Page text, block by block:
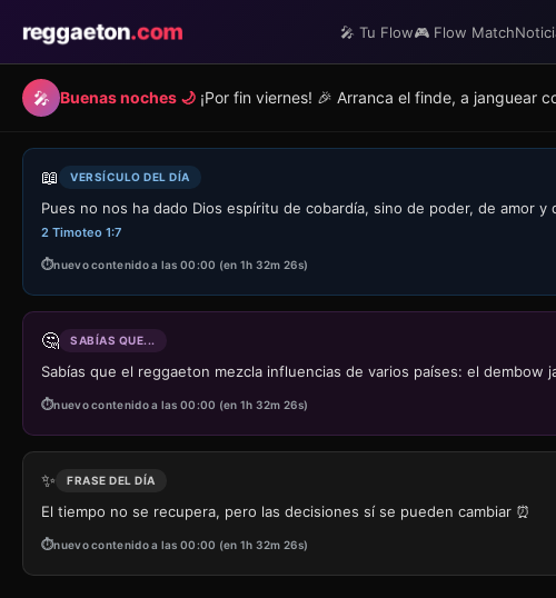
reggaeton.com 🎤 Tu Flow🎮 Flow Match
🎤 Buenas noches 🌙 ¡Por fin viernes! 🎉 Arranca el finde, a janguear
📖 VERSÍCULO DEL DÍA
Pues no nos ha dado Dios espíritu de cobardía, sino de poder, de amor y
2 Timoteo 1:7
nuevo contenido a las 00:00 (en 1h 32m 26s)
🤔 SABÍAS QUE...
Sabías que el reggaeton mezcla influencias de varios países: el
nuevo contenido a las 00:00 (en 1h 32m 26s)
✨ FRASE DEL DÍA
El tiempo no se recupera, pero las decisiones sí se pueden cambiar ⏰
nuevo contenido a las 00:00 (en 1h 32m 26s)